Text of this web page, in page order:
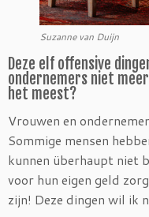
Suzanne van Duijn
Deze elf offensive
ondernemers niet
het meest?
Vrouwen en
Sommige mensen
kunnen überhaupt niet
voor hun eigen geld
zijn! Deze dingen wil ik